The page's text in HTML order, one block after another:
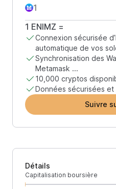
1 ENIMZ =
Connexion sécurisée
automatique de vos
Synchronisation des
Metamask ...
10,000 cryptos
Données sécurisées
Suivre
Détails
Capitalisation boursière